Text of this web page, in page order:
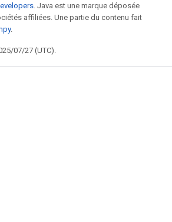
. Java est une marque déposée
affiliées. Une partie du contenu fait
.
07/27 (UTC).